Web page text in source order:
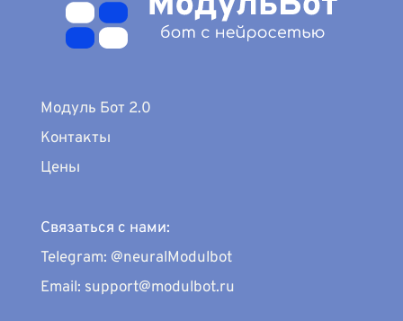
Модуль Бот 2.0
Контакты
Цены
Связаться с нами:
Telegram: @neuralModulbot
Email: support@modulbot.ru